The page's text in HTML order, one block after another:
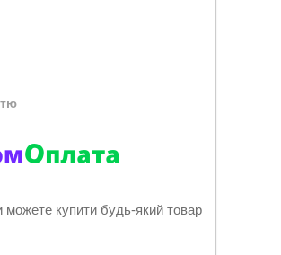
можете купити будь-який товар